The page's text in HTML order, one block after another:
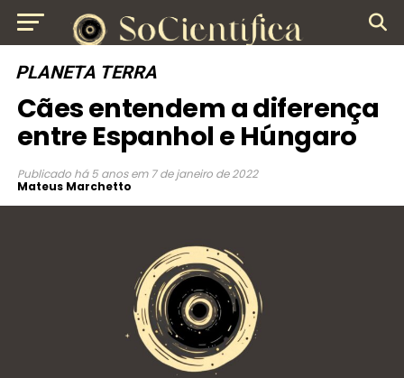
PLANETA TERRA
Cães entendem a diferença
entre Espanhol e Húngaro
Publicado há 5 anos em 7 de janeiro de 2022
Mateus Marchetto